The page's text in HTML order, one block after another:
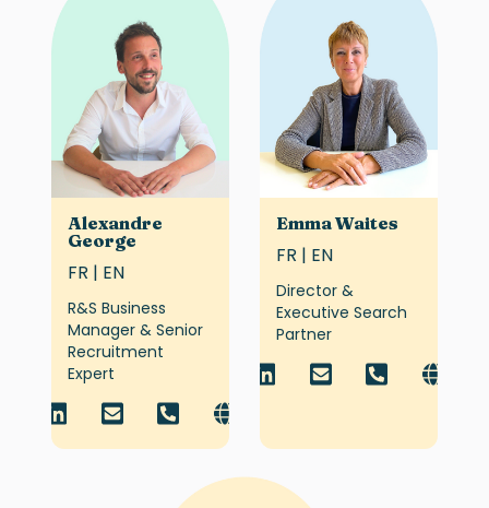
Alexandre
George
FR | EN
R&S Business
Manager & Senior
Recruitment
Expert
Emma Waites
FR | EN
Director &
Executive Search
Partner